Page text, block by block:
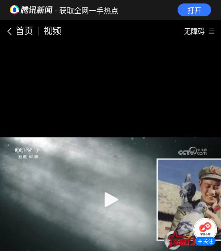
· 获取全网一手热点 打开
首页 视频 无障碍
关注